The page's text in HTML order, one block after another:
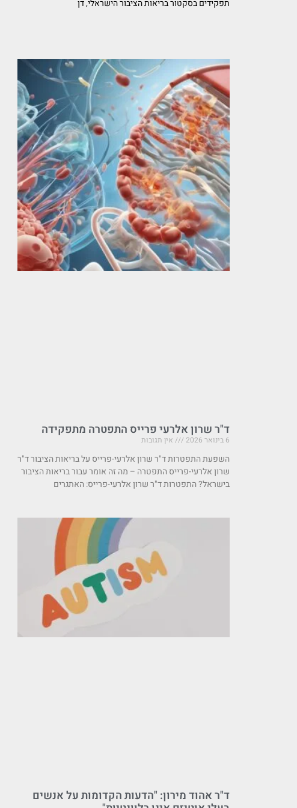
תפקידים בסקטור בריאות הציבור הישראלי, דן
ד"ר שרון אלרעי פרייס התפטרה מתפקידה
6 בינואר 2026 אין תגובות
השפעת התפטרות ד"ר שרון אלרעי-פרייס על בריאות הציבור ד"ר
שרון אלרעי-פרייס התפטרה – מה זה אומר עבור בריאות הציבור
בישראל? התפטרות ד"ר שרון אלרעי-פרייס: האתגרים
ד"ר אהוד מירון: "הדעות הקדומות על אנשים